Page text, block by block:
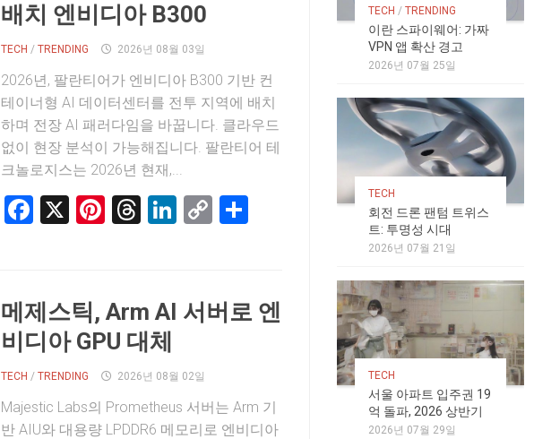
배치 엔비디아 B300
TECH /TRENDING 2026년 08월 03일
2026년, 팔란티어가 엔비디아 B300 기반 컨
테이너형 AI 데이터센터를 전투 지역에 배치
하며 전장 AI 패러다임을 바꿉니다. 클라우드
없이 현장 분석이 가능해집니다. 팔란티어 테
크놀로지스는 2026년 현재,...
Facebook
X Pinterest
Threads
LinkedIn
Copy
메제스틱, Arm AI 서버로 엔
비디아 GPU 대체
TECH /TRENDING 2026년 08월 02일
Majestic Labs의 Prometheus 서버는 Arm 기
반 AIU와 대용량 LPDDR6 메모리로 엔비디아
TECH /TRENDING
이란 스파이웨어: 가짜
VPN 앱 확산 경고
2026년 07월 25일
TECH
회전 드론 팬텀 트위스
트: 투명성 시대
2026년 07월 21일
TECH
서울 아파트 입주권 19
억 돌파, 2026 상반기
2026년 07월 29일